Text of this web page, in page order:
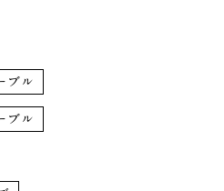
ブル
ブル